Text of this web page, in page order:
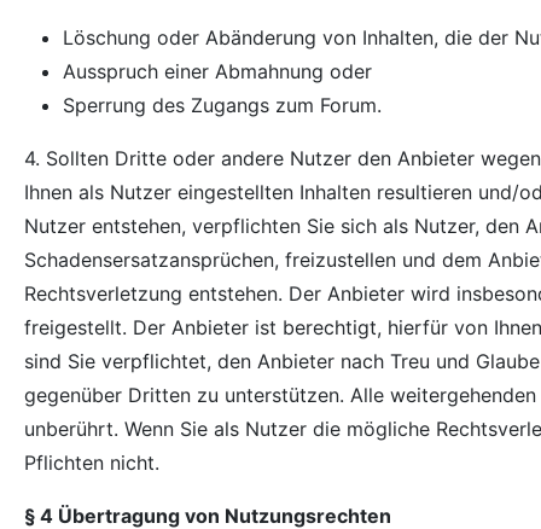
Löschung oder Abänderung von Inhalten, die der
Ausspruch einer Abmahnung oder
Sperrung des Zugangs zum Forum.
4. Sollten Dritte oder andere Nutzer den Anbieter
Ihnen als Nutzer eingestellten Inhalten resultieren und/
Nutzer entstehen, verpflichten Sie sich als Nutzer, den
Schadensersatzansprüchen, freizustellen und dem
Rechtsverletzung entstehen. Der Anbieter wird
freigestellt. Der Anbieter ist berechtigt, hierfür von
sind Sie verpflichtet, den Anbieter nach Treu und
gegenüber Dritten zu unterstützen. Alle
unberührt. Wenn Sie als Nutzer die mögliche
Pflichten nicht.
§ 4 Übertragung von Nutzungsrechten